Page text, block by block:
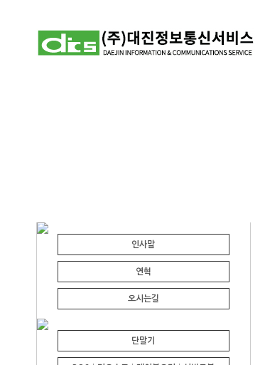
인사말
연혁
오시는길
단말기